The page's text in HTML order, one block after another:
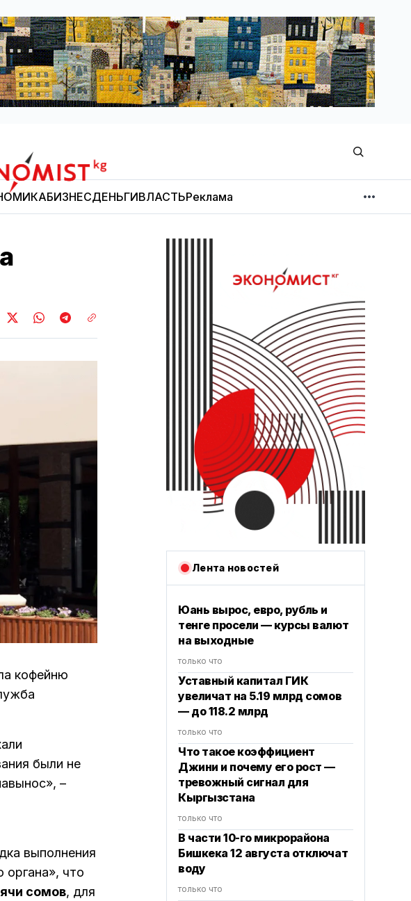
БИЗНЕСДЕНЬГИВЛАСТЬРеклама
МНЕНИЕ
кофейню
были не
–
выполнения
органа», что
сомов, для
Лента новостей
Юань вырос, евро, рубль и
тенге просели — курсы валют
на выходные
только что
Уставный капитал ГИК
увеличат на 5.19 млрд сомов
— до 118.2 млрд
только что
Что такое коэффициент
Джини и почему его рост —
тревожный сигнал для
Кыргызстана
только что
В части 10-го микрорайона
Бишкека 12 августа отключат
воду
только что